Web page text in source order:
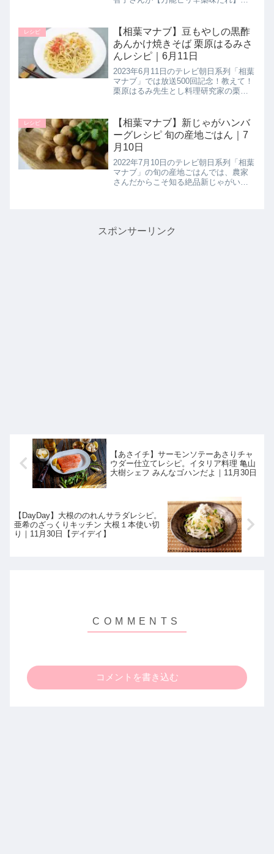
ピリ辛の万能ダレは、コチュジャンな
どを使わずに身近な調味料とた...
レシピ
【相葉マナブ】豆もやしの黒酢
あんかけ焼きそば 栗原はるみさ
んレシピ｜6月11日
2023年6月11日のテレビ朝日系列「相葉
マナブ」では放送500回記念！教えて！
栗原はるみ先生とし料理研究家の栗原
の黒酢あんかけ焼きそば】作り方を教
えてくれたので詳しく紹介...
レシピ
【相葉マナブ】新じゃがハンバ
ーグレシピ 旬の産地ごはん｜7
月10日
2022年7月10日のテレビ朝日系列「相葉
マナブ」の旬の産地ごはんでは、農家
さんだからこそ知る絶品新じゃがいも
スポンサーリンク
【あさイチ】サーモンソテーあさりチャ
ウダー仕立てレシピ。イタリア料理 亀山
大樹シェフ みんなゴハンだよ｜11月30日
【DayDay】大根ののれんサラダレシピ。
亜希のざっくりキッチン 大根１本使い切
り｜11月30日【デイデイ】
コメントを書き込む